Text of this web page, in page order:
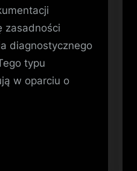
zasadności
diagnostycznego
typu
w oparciu o